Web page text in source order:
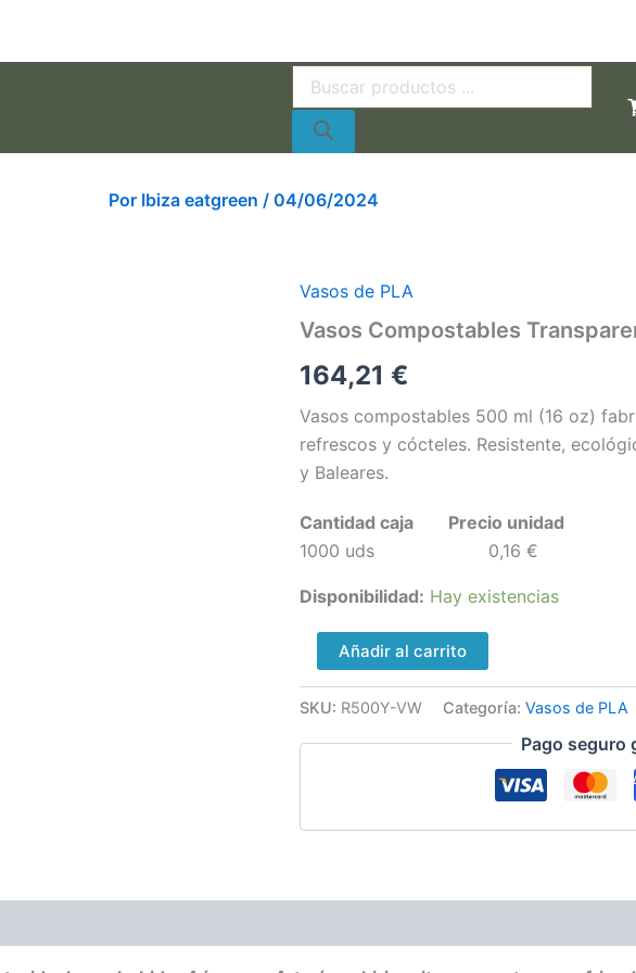
Búsqueda
productos
Por Ibiza eatgreen / 04/06/2024
Vasos de PLA
Vasos Compostables
164,21€
Vasos compostables 500 ml (16 oz)
refrescos y cócteles. Resistente,
y Baleares.
Cantidad caja Precio unidad
1000 uds 0,16 €
Disponibilidad: Hay existencias
Vasos
Transparente
500
(16
oz)
–
PLA
Añadir al carrito
SKU: R500Y-VW Categoría:Vasos de PLA
Pago seguro